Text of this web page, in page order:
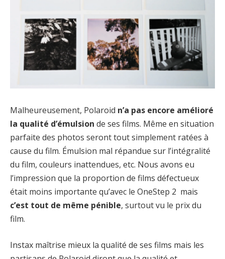
Malheureusement, Polaroid n’a pas encore amélioré
la qualité d’émulsion de ses films. Même en situation
parfaite des photos seront tout simplement ratées à
cause du film. Émulsion mal répandue sur l’intégralité
du film, couleurs inattendues, etc. Nous avons eu
l’impression que la proportion de films défectueux
était moins importante qu’avec le OneStep 2 mais
c’est tout de même pénible, surtout vu le prix du
film.
Instax maîtrise mieux la qualité de ses films mais les